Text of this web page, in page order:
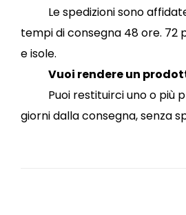
Le spedizioni sono
tempi di consegna 48 ore. 72
e isole.
Vuoi rendere un
Puoi restituirci uno o più
giorni dalla consegna, senza